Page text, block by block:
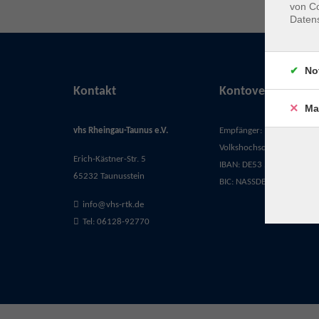
Kontakt
vhs Rheingau-Taunus e.V.
Erich-Kästner-Str. 5
65232 Taunusstein
info@vhs-rtk.de
Tel: 06128-92770
Kontoverbindung
Empfänger:
Volkshochschule Rheingau-
IBAN: DE53 5105 0015
BIC: NASSDE55XXX
von